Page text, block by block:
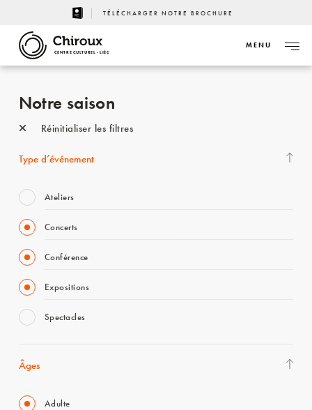
TÉLÉCHARGER NOTRE BROCHURE
CENTRE CULTUREL - LIÈGE
MENU
Notre saison
Réinitialiser les filtres
Type d’événement
Ateliers
Concerts
Conférence
Expositions
Spectacles
Âges
Adulte